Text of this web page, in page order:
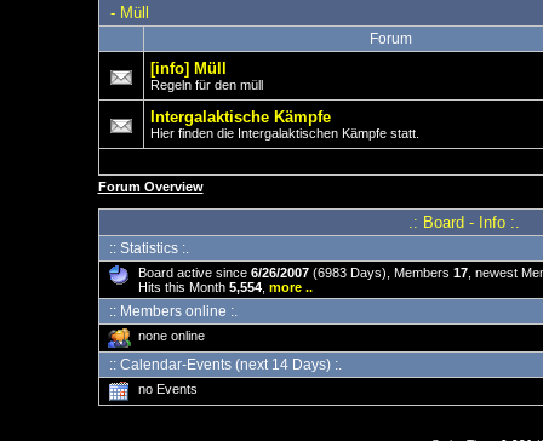
- Müll
Forum
[info] Müll
Regeln für den müll
Intergalaktische Kämpfe
Hier finden die Intergalaktischen Kämpfe statt.
Forum Overview
.: Board - Info :.
:: Statistics :.
Board active since 6/26/2007(6983 Days), Members 17, newest
Hits this Month 5,554, more ..
:: Members online :.
none online
:: Calendar-Events (next 14 Days) :.
no Events